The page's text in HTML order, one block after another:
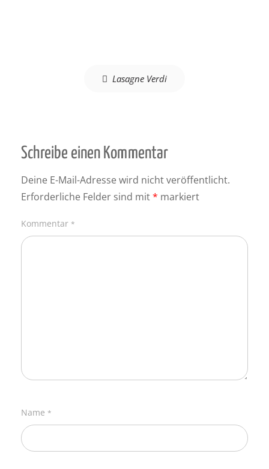
Lasagne Verdi
Schreibe einen Kommentar
Deine E-Mail-Adresse wird nicht veröffentlicht.
Erforderliche Felder sind mit* markiert
Kommentar *
Name *